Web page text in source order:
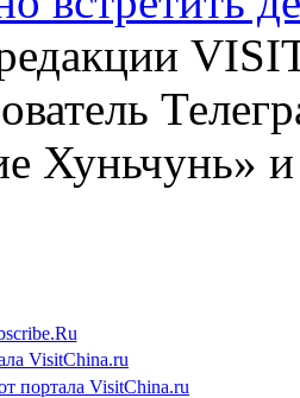
Хуньчунь»
VisitChina.ru
портала VisitChina.ru